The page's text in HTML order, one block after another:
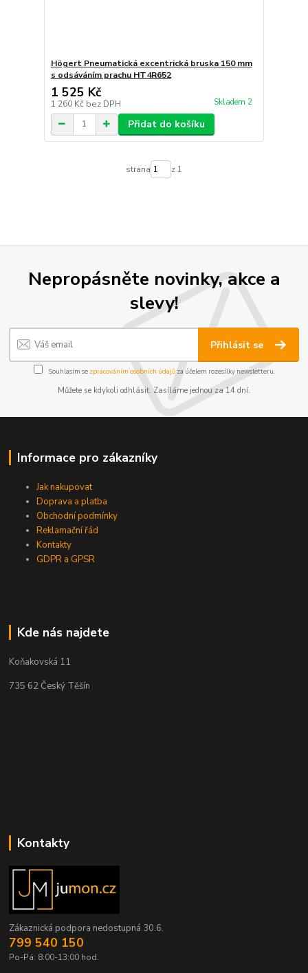
Högert Pneumatická excentrická bruska 150 mm
s odsáváním prachu HT4R652
1 525 Kč
1 260 Kč bez DPH Skladem 2
Přidat do košíku
strana z 1
Nepropásněte novinky, akce a
slevy!
Přihlásit se
Souhlasím se zpracováním osobních údajůza účelem rozesílky newsletteru.
Můžete se kdykoli odhlásit. Zasíláme jednou za 14 dní.
Informace pro zákazníky
Jak nakupovat
Doprava a platba
Obchodní podmínky
Reklamační řád
Kontakty
GDPR a GPSR
Kde nás najdete
Koňakovská 11
735 62 Český Těšín
Kontakty
Zákaznická podpora nedostupná 30.6.
799 540 150
Po-Pá: 8:00-13:00 hod.